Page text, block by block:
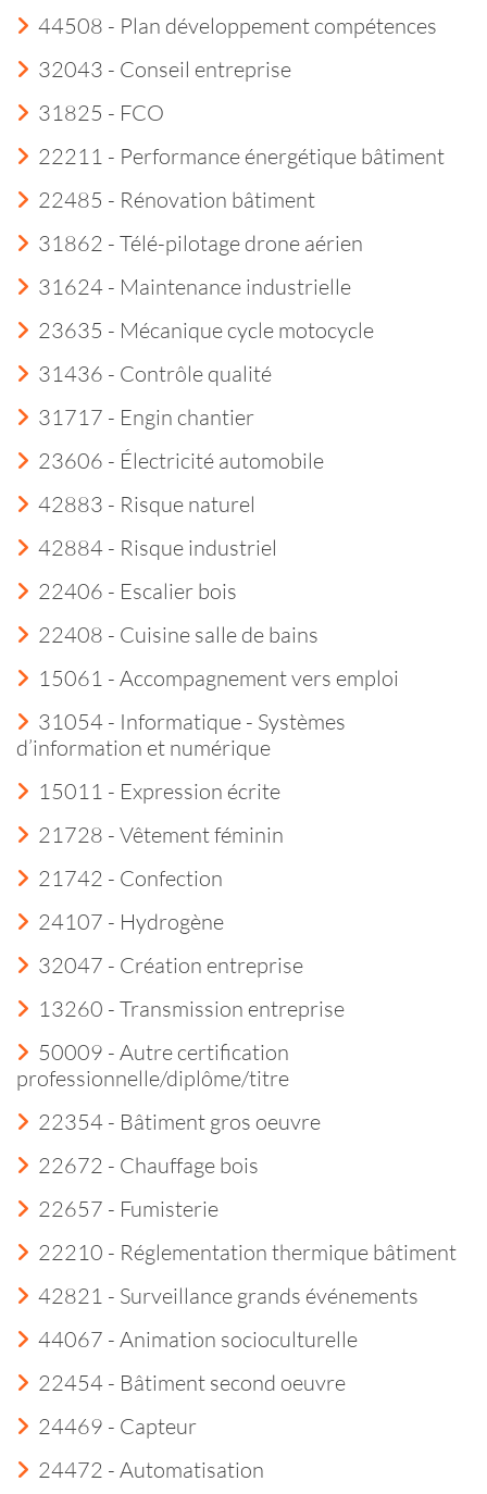
44508 - Plan développement compétences
32043 - Conseil entreprise
31825 - FCO
22211 - Performance énergétique bâtiment
22485 - Rénovation bâtiment
31862 - Télé-pilotage drone aérien
31624 - Maintenance industrielle
23635 - Mécanique cycle motocycle
31436 - Contrôle qualité
31717 - Engin chantier
23606 - Électricité automobile
42883 - Risque naturel
42884 - Risque industriel
22406 - Escalier bois
22408 - Cuisine salle de bains
15061 - Accompagnement vers emploi
31054 - Informatique - Systèmes
d’information et numérique
15011 - Expression écrite
21728 - Vêtement féminin
21742 - Confection
24107 - Hydrogène
32047 - Création entreprise
13260 - Transmission entreprise
50009 - Autre certification
professionnelle/diplôme/titre
22354 - Bâtiment gros oeuvre
22672 - Chauffage bois
22657 - Fumisterie
22210 - Réglementation thermique bâtiment
42821 - Surveillance grands événements
44067 - Animation socioculturelle
22454 - Bâtiment second oeuvre
24469 - Capteur
24472 - Automatisation